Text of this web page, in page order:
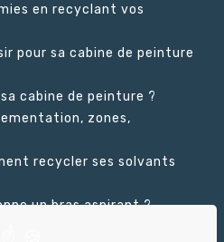
en recyclant vos
pour sa cabine de peinture
cabine de peinture ?
zones,
recycler ses solvants
un bras aspirant ?